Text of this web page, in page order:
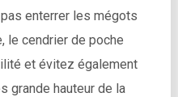
enterrer les mégots
le cendrier de poche
et évitez également
grande hauteur de la